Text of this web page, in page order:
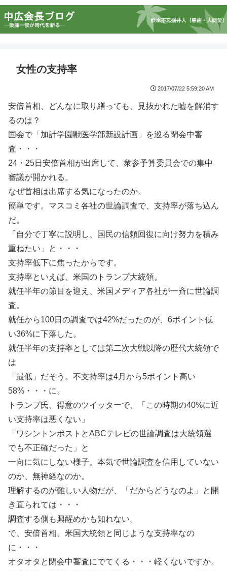
女性の支持率
2017/07/22 5:59:20 AM
安倍首相、どんなに取り繕っても、見抜かれた嘘を解消す
るのは？
国会で「加計学園獣医学部新設計画」を巡る閉会中審
査・・・
24・25日安倍首相が出席して、衆参予算委員会での集中
審議が開かれる。
なぜ首相は出席する気になったのか。
簡単です。マスコミ各社の世論調査で、支持率が落ち込ん
だ。
「自分で丁寧に説明し、国民の信頼回復に向け努力を積み
重ねたい」と・・・
支持率低下に焦ったからです。
支持率といえば、米国のトランプ大統領。
就任半年の節目を迎え、米国メディア各社が一斉に世論調
査。
就任から100日の調査では42%だったのが、6ポイント低
い36%に下落した。
就任半年の支持率としては第二次大戦以降の歴代大統領で
は
「最低」だそう。不支持率は4月から5ポイント高い
58%・・・に。
トランプ氏、得意のツイッターで、「この時期の40%に近
い支持率は悪くない」
「ワシントンポストとABCテレビの世論調査は大統領選
でも不正確だった」と
一向に気にしない様子。本気で世論調査を信用していない
のか、無神経なのか。
理解するのが難しい人物だが、「だからどうなのよ」と開
き直られては・・・
調査する側も興醒めかも知れない。
で、安倍首相。米国大統領と同じような支持率なの
に・・・
オタオタと閉会中審査にでてくる・・・軽くないですか。